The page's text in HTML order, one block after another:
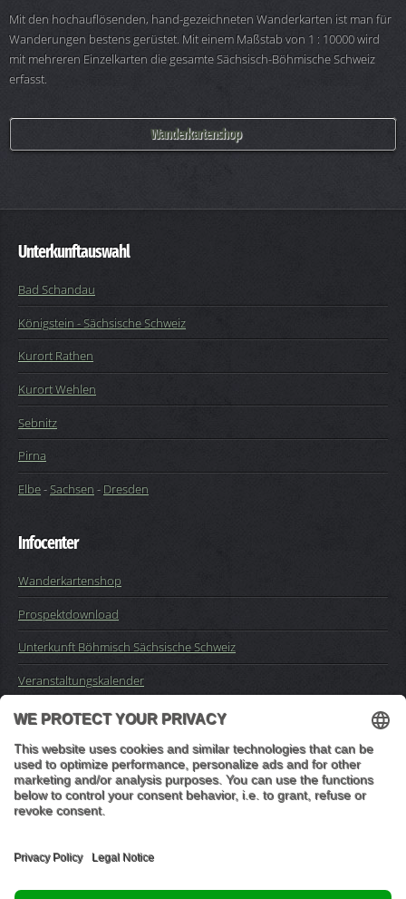
Mit den hochauflösenden, hand-gezeichneten Wanderkarten ist man für
Wanderungen bestens gerüstet. Mit einem Maßstab von 1 : 10000 wird
mit mehreren Einzelkarten die gesamte Sächsisch-Böhmische Schweiz
erfasst.
Wanderkartenshop
Unterkunftauswahl
Bad Schandau
Königstein - Sächsische Schweiz
Kurort Rathen
Kurort Wehlen
Sebnitz
Pirna
Elbe-Sachsen - Dresden
Infocenter
Wanderkartenshop
Prospektdownload
Unterkunft Böhmisch Sächsische Schweiz
Veranstaltungskalender
Impressum
Buchungsanfrage
"In den Wäldern sind Dinge, über die nachzudenken man jahrelang